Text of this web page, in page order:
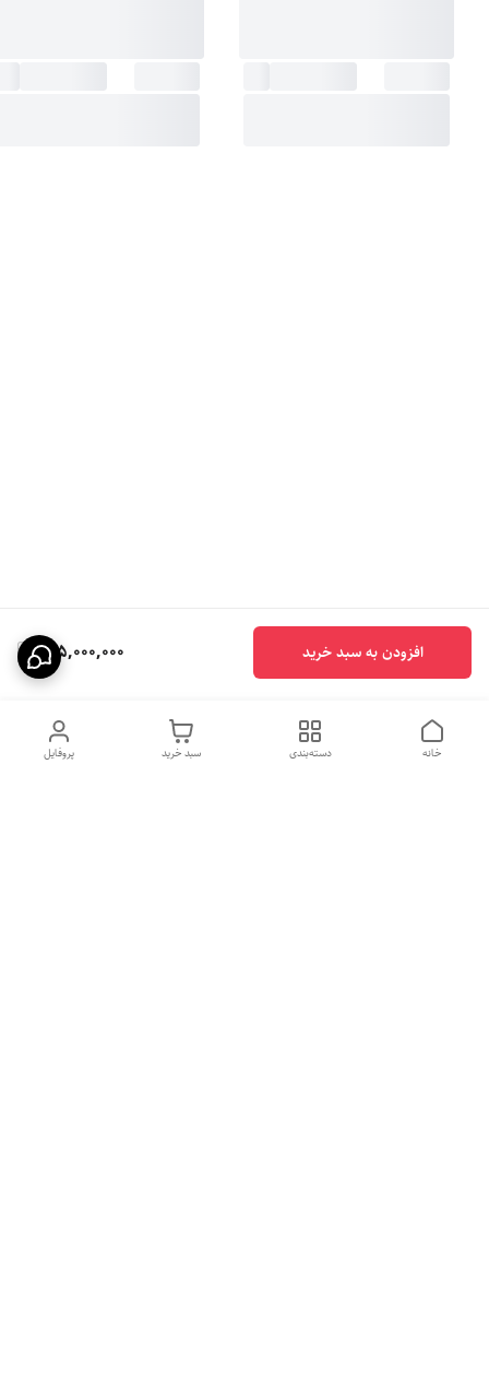
175,000,000 افزودن به سبد خرید
پروفایل سبد خرید دسته‌بندی خانه